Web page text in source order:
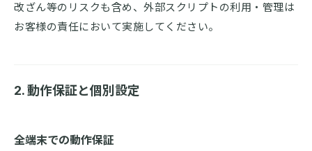
改ざん等のリスクも含め、外部スクリプトの利用・管理は
お客様の責任において実施してください。
2. 動作保証と個別設定
全端末での動作保証